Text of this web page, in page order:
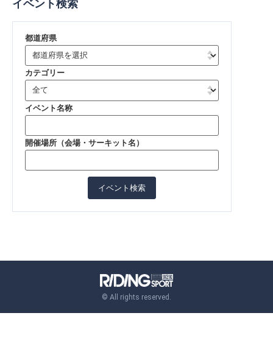
イベント検索
都道府県
カテゴリー
イベント名称
開催場所（会場・サーキット名）
©︎ All rights reserved.